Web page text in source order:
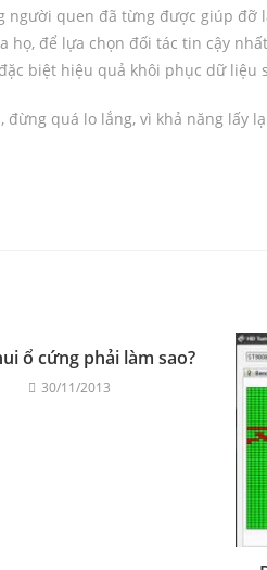
quen đã từng được giúp đỡ
để lựa chọn đối tác tin cậy
biệt hiệu quả khôi phục dữ liệu
quá lo lắng, vì khả năng lấy
ổ cứng phải làm sao?
30/11/2013